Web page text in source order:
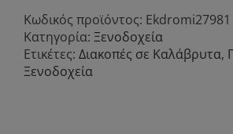
Κωδικός προϊόντος: Ekdromi27981
Κατηγορία: Ξενοδοχεία
Ετικέτες: Διακοπές σε Καλάβρυτα,
Ξενοδοχεία